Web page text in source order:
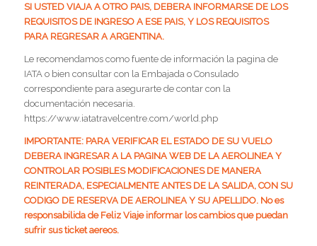
SI USTED VIAJA A OTRO PAIS, DEBERA INFORMARSE DE LOS
REQUISITOS DE INGRESO A ESE PAIS, Y LOS REQUISITOS
PARA REGRESAR A ARGENTINA.
Le recomendamos como fuente de información la pagina de
IATA o bien consultar con la Embajada o Consulado
correspondiente para asegurarte de contar con la
documentación necesaria.
https://www.iatatravelcentre.com/world.php
IMPORTANTE: PARA VERIFICAR EL ESTADO DE SU VUELO
DEBERA INGRESAR A LA PAGINA WEB DE LA AEROLINEA Y
CONTROLAR POSIBLES MODIFICACIONES DE MANERA
REINTERADA, ESPECIALMENTE ANTES DE LA SALIDA, CON SU
CODIGO DE RESERVA DE AEROLINEA Y SU APELLIDO. No es
responsabilida de Feliz Viaje informar los cambios que puedan
sufrir sus ticket aereos.